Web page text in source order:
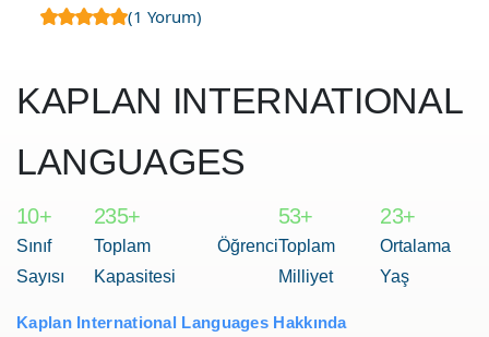
(1 Yorum)
KAPLAN INTERNATIONAL
LANGUAGES
10+
Sınıf
Sayısı
235+
Toplam Öğrenci
Kapasitesi
53+
Toplam
Milliyet
23+
Ortalama
Yaş
Kaplan International Languages Hakkında